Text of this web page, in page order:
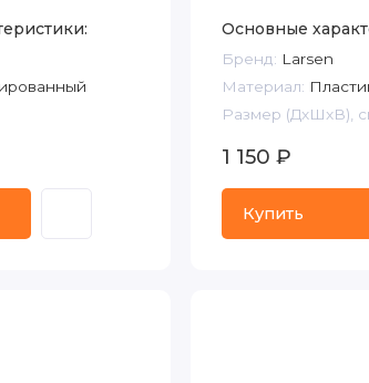
Основные
Бренд: Larsen
Материал:
Размер (ДxШxВ),
1 150 ₽
Купить